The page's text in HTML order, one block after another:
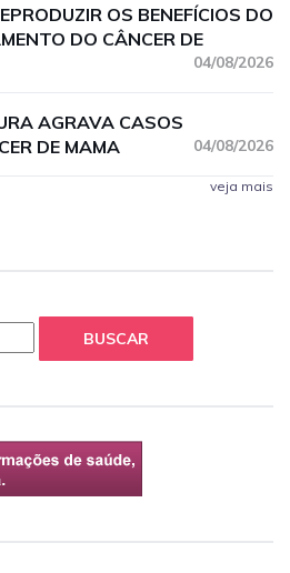
OS BENEFÍCIOS DO
DO CÂNCER DE
04/08/2026
AGRAVA CASOS
DE MAMA
04/08/2026
veja mais
BUSCAR